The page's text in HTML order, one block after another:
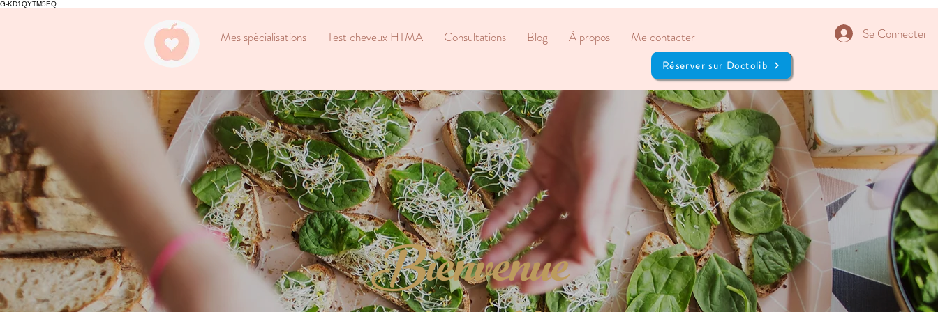
G-KD1QYTM5EQ
Réserver sur Doctolib
Mes spécialisations Test cheveux HTMA Consultations Blog À propos Me contacter Se Connecter
Bienvenue